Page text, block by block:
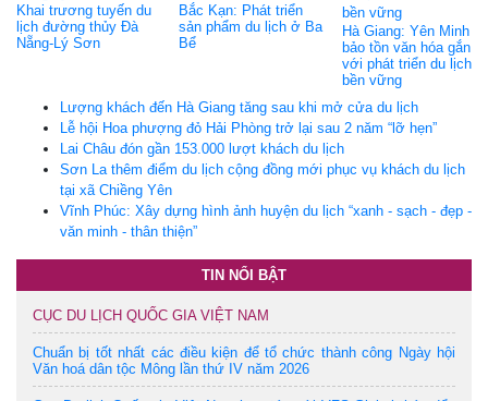
Khai trương tuyến du
lịch đường thủy Đà
Nẵng-Lý Sơn
Bắc Kạn: Phát triển
sản phẩm du lịch ở Ba
Bể
Hà Giang: Yên Minh
bảo tồn văn hóa gắn
với phát triển du lịch
bền vững
Lượng khách đến Hà Giang tăng sau khi mở cửa du lịch
Lễ hội Hoa phượng đỏ Hải Phòng trở lại sau 2 năm “lỡ hẹn”
Lai Châu đón gần 153.000 lượt khách du lịch
Sơn La thêm điểm du lịch cộng đồng mới phục vụ khách du lịch
tại xã Chiềng Yên
Vĩnh Phúc: Xây dựng hình ảnh huyện du lịch “xanh - sạch - đẹp -
văn minh - thân thiện”
TIN NỔI BẬT
CỤC DU LỊCH QUỐC GIA VIỆT NAM
Chuẩn bị tốt nhất các điều kiện để tổ chức thành công Ngày hội
Văn hoá dân tộc Mông lần thứ IV năm 2026